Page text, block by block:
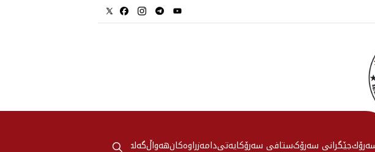
جێگرانی سه‌رۆکستافی سەرۆکایەتیدامەزراوەکانهه‌واڵگەلەری